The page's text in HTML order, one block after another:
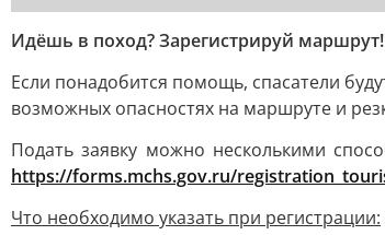
Идёшь в поход? Зарегистрируй маршрут!
Если понадобится помощь, спасатели
возможных опасностях на маршруте и
Подать заявку можно несколькими
https://forms.mchs.gov.ru/
Что необходимо указать при регистрации: